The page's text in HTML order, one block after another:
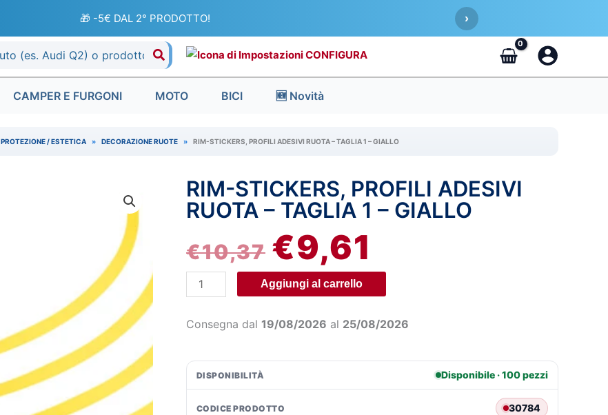
🎁 -5€ DAL 2° PRODOTTO! ›
CONFIGURA
CAMPER E FURGONI MOTO BICI 🆕 Novità
PROTEZIONE / ESTETICA » DECORAZIONE RUOTE » RIM-STICKERS, PROFILI ADESIVI RUOTA – TAGLIA 1 – GIALLO
RIM-STICKERS, PROFILI ADESIVI
RUOTA – TAGLIA 1 – GIALLO
€10,37
IL
PREZZO
ORIGINALE
ERA:
€10,37.
€9,61
IL
PREZZO
€9,61.
Rim-
Stickers,
profili
ruota
-
Taglia
-
quantità
Aggiungi al carrello
Consegna dal 19/08/2026 al 25/08/2026
DISPONIBILITÀ Disponibile · 100 pezzi
CODICE PRODOTTO 30784